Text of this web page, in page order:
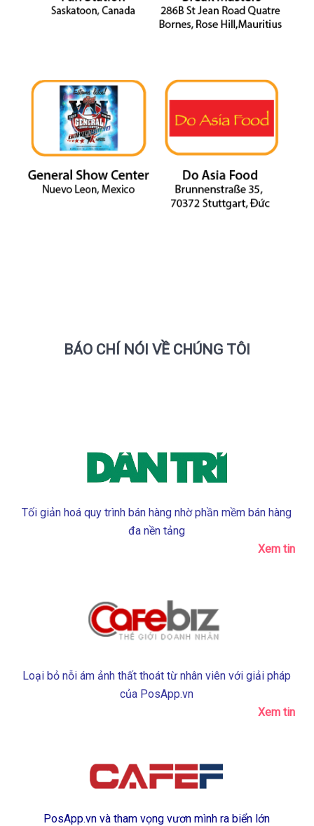
BÁO CHÍ NÓI VỀ CHÚNG TÔI
Tối giản hoá quy trình bán hàng nhờ phần mềm bán hàng
đa nền tảng
Xem tin
Loại bỏ nỗi ám ảnh thất thoát từ nhân viên với giải pháp
của PosApp.vn
Xem tin
PosApp.vn và tham vọng vươn mình ra biển lớn